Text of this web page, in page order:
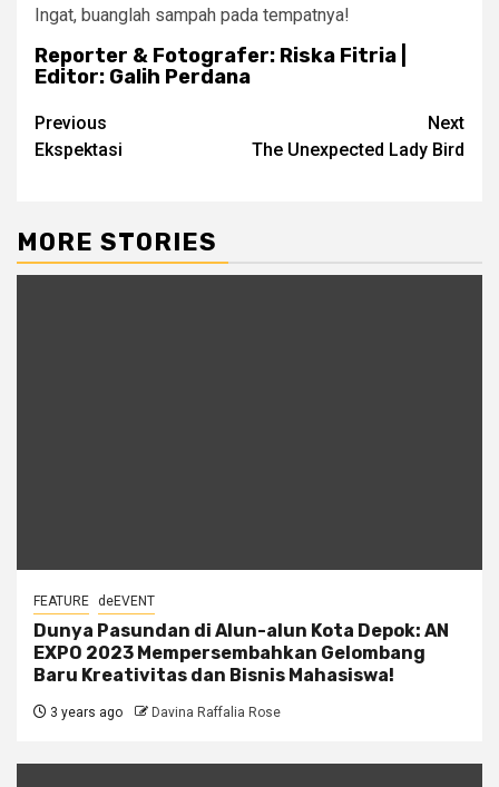
Ingat, buanglah sampah pada tempatnya!
Reporter & Fotografer: Riska Fitria |
Editor: Galih Perdana
Post
navigation
Previous
Ekspektasi
Next
The Unexpected Lady Bird
MORE STORIES
FEATURE deEVENT
Dunya Pasundan di Alun-alun Kota Depok: AN
EXPO 2023 Mempersembahkan Gelombang
Baru Kreativitas dan Bisnis Mahasiswa!
3 years ago Davina Raffalia Rose